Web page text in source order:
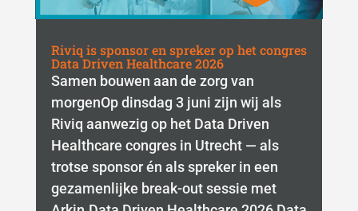
Riviq is sponsor en spreker op het congres
Data Driven Healthcare 2026
Samen bouwen aan de zorg van
morgenOp dinsdag 3 juni zijn wij als
Riviq aanwezig op het Data Driven
Healthcare congres in Utrecht — als
trotse sponsor én als spreker in een
gezamenlijke break-out sessie met